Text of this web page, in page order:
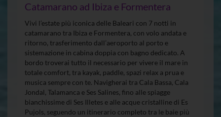
Catamarano ad Ibiza e Formentera
Vivi l’estate più iconica delle Baleari con 7 notti in
catamarano tra Ibiza e Formentera, con volo andata e
ritorno, trasferimento dall’aeroporto al porto e
sistemazione in cabina doppia con bagno dedicato. A
bordo troverai tutto il necessario per vivere il mare in
totale comfort, tra kayak, paddle, spazi relax a prua e
musica sempre con te. Navigherai tra Cala Bassa, Cala
Jondal, Talamanca e Ses Salines, fino alle spiagge
bianchissime di Ses Illetes e alle acque cristalline di Es
Pujols, seguendo un itinerario completo tra le baie più